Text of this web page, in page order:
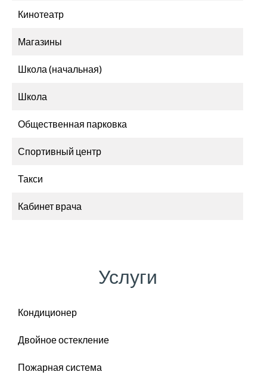
Кинотеатр
Магазины
Школа (начальная)
Школа
Общественная парковка
Спортивный центр
Такси
Кабинет врача
Услуги
Кондиционер
Двойное остекление
Пожарная система